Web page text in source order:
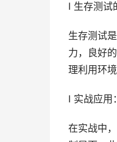
I 生存测试
生存测试
力，良好
理利用环
I 实战应用
在实战中